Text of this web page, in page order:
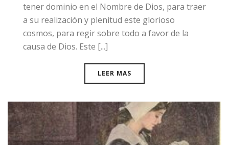
tener dominio en el Nombre de Dios, para traer
a su realización y plenitud este glorioso
cosmos, para regir sobre todo a favor de la
causa de Dios. Este [...]
LEER MAS